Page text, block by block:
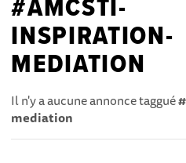
#AMCSTI-
INSPIRATION-
MEDIATION
Il n'y a aucune annonce taggué
mediation